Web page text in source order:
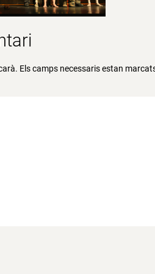
Els camps necessaris estan